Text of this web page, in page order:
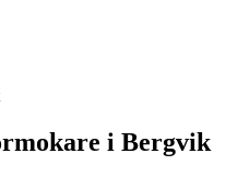
i Bergvik